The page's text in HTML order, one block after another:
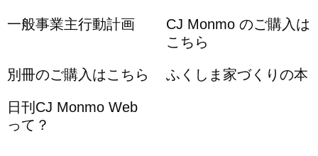
一般事業主行動計画
CJ Monmo のご購入は
こちら
別冊のご購入はこちら ふくしま家づくりの本
日刊CJ Monmo Web
って？